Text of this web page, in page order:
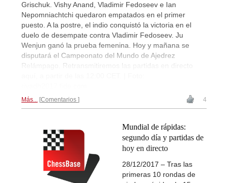
Grischuk. Vishy Anand, Vladimir Fedoseev e Ian
Nepomniachtchi quedaron empatados en el primer
puesto. A la postre, el indio conquistó la victoria en el
duelo de desempate contra Vladimir Fedoseev. Ju
Wenjun ganó la prueba femenina. Hoy y mañana se
disputará el Campeonato del Mundo de Ajedrez
Relámpago. Retransmitiremos las partidas en directo
Más... Comentarios 4
Mundial de rápidas:
segundo día y partidas de
hoy en directo
28/12/2017 – Tras las
primeras 10 rondas de